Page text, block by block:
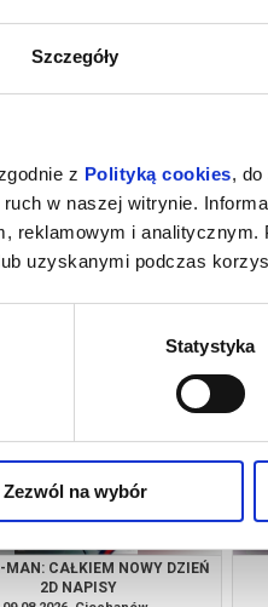
Szczegóły
z Polityką cookies,
w naszej witrynie.
reklamowym i analitycznym.
uzyskanymi podczas
Statystyka
Zezwól na wybór
JEJ PIEKŁO 2D NAPISY
kup bilet
MAN: CAŁKIEM NOWY DZIEŃ
2D NAPISY